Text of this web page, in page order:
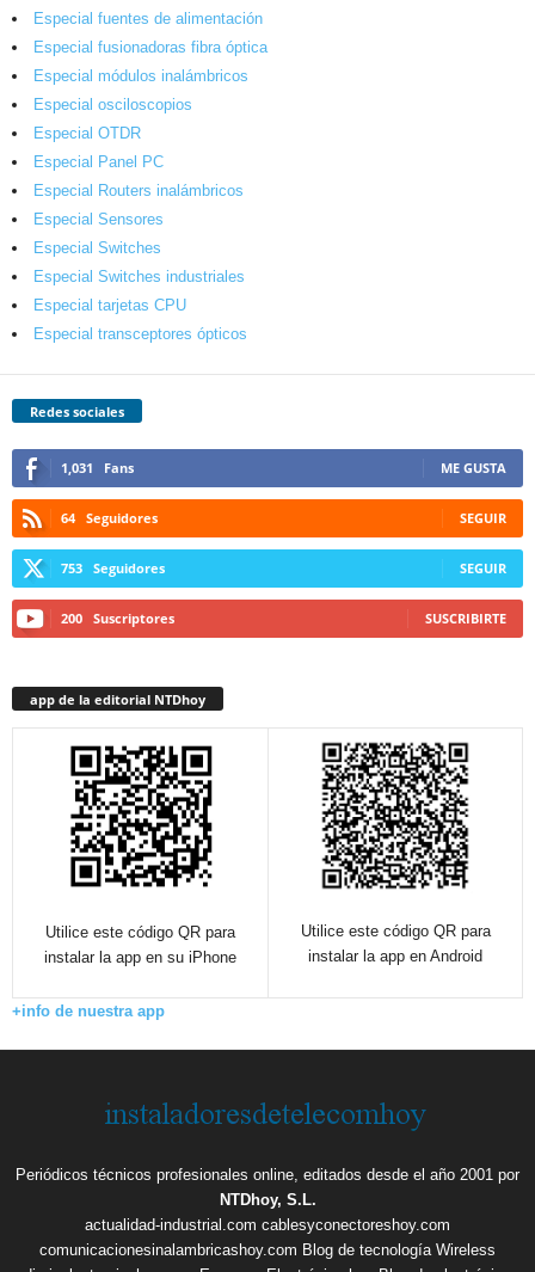
Especial fuentes de alimentación
Especial fusionadoras fibra óptica
Especial módulos inalámbricos
Especial osciloscopios
Especial OTDR
Especial Panel PC
Especial Routers inalámbricos
Especial Sensores
Especial Switches
Especial Switches industriales
Especial tarjetas CPU
Especial transceptores ópticos
Redes sociales
1,031 Fans ME GUSTA
64 Seguidores SEGUIR
753 Seguidores SEGUIR
200 Suscriptores SUSCRIBIRTE
app de la editorial NTDhoy
Utilice este código QR para
instalar la app en su iPhone
Utilice este código QR para
instalar la app en Android
+info de nuestra app
Periódicos técnicos profesionales online, editados desde el año 2001 por
NTDhoy, S.L.
actualidad-industrial.com cablesyconectoreshoy.com
comunicacionesinalambricashoy.com Blog de tecnología Wireless